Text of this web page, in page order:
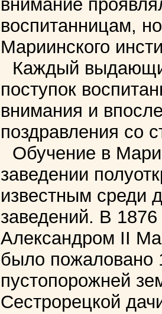
внимание
воспитанницам,
Мариинского
Каждый
поступок
внимания и
поздравления со
Обучение в
заведении
известным среди
заведений. В
Александром II
было пожаловано
пустопорожней
Сестрорецкой